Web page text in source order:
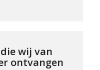
wij van
ontvangen